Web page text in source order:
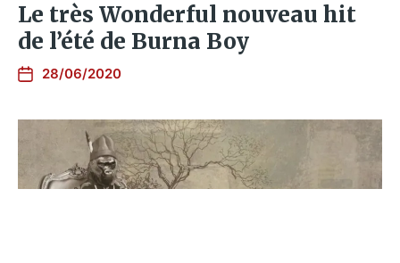
Le très Wonderful nouveau hit
de l’été de Burna Boy
28/06/2020